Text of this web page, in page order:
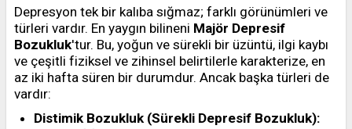
Depresyon tek bir kalıba sığmaz; farklı görünümleri ve
türleri vardır. En yaygın bilineni Majör Depresif
Bozukluk'tur. Bu, yoğun ve sürekli bir üzüntü, ilgi kaybı
ve çeşitli fiziksel ve zihinsel belirtilerle karakterize, en
az iki hafta süren bir durumdur. Ancak başka türleri de
vardır:
Distimik Bozukluk (Sürekli Depresif Bozukluk):